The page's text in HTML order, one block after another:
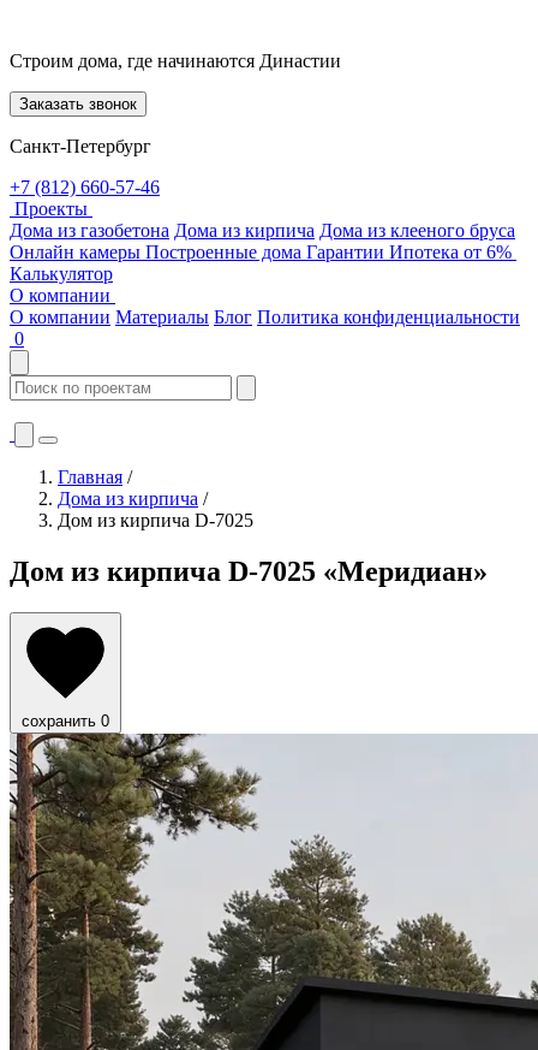
Строим дома, где начинаются Династии
Заказать звонок
Санкт-Петербург
+7 (812) 660-57-46
Проекты
Дома из газобетона Дома из кирпича Дома из клееного бруса
Онлайн камеры Построенные дома Гарантии Ипотека от 6%
Калькулятор
О компании
О компании Материалы Блог Политика конфиденциальности
0
Главная /
Дома из кирпича /
Дом из кирпича D-7025
Дом из кирпича D-7025 «Меридиан»
сохранить 0